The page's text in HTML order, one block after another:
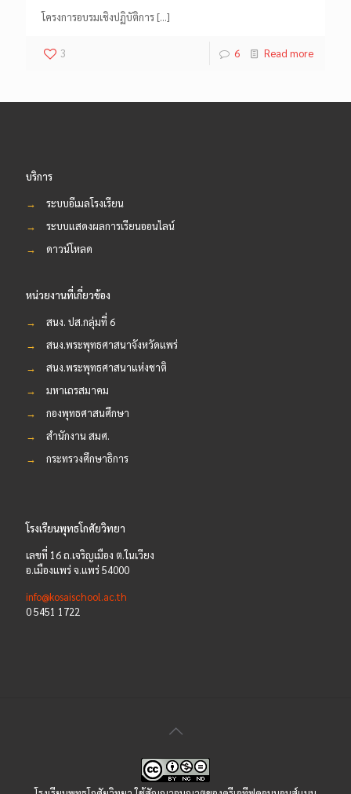
โครงการอบรมเชิงปฏิบัติการ […]
3 6 Read more
บริการ
→
ระบบอีเมลโรงเรียน
→
ระบบแสดงผลการเรียนออนไลน์
→
ดาวน์โหลด
หน่วยงานที่เกี่ยวข้อง
→
สนง. ปส.กลุ่มที่ 6
→
สนง.พระพุทธศาสนาจังหวัดแพร่
→
สนง.พระพุทธศาสนาแห่งชาติ
→
มหาเถรสมาคม
→
กองพุทธศาสนศึกษา
→
สำนักงาน สมศ.
→
กระทรวงศึกษาธิการ
โรงเรียนพุทธโกศัยวิทยา
เลขที่ 16 ถ.เจริญเมือง ต.ในเวียง
อ.เมืองแพร่ จ.แพร่ 54000
info@kosaischool.ac.th
0 5451 1722